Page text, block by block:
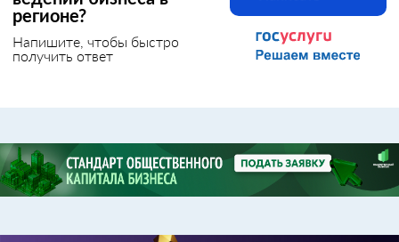
регионе?
Напишите, чтобы быстро
получить ответ